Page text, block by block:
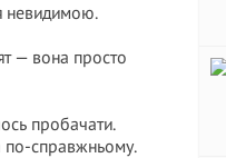
невидимою.
— вона просто
пробачати.
по-справжньому.